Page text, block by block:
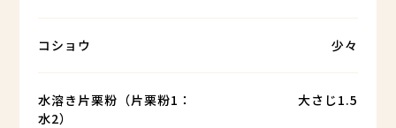
コショウ 少々
水溶き片栗粉（片栗粉1：
水2）
大さじ1.5